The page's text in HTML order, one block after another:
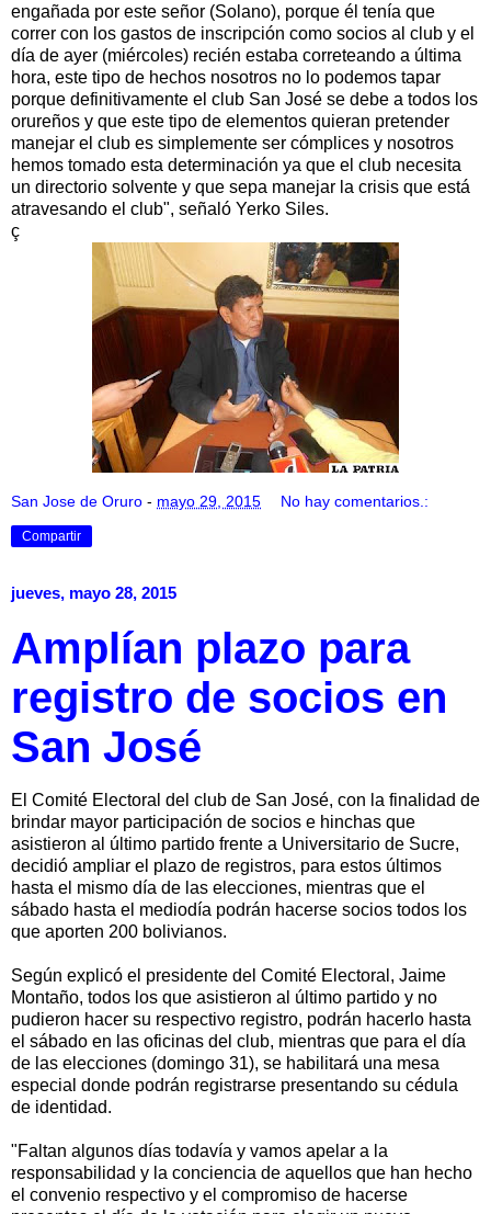
engañada por este señor (Solano), porque él tenía que
correr con los gastos de inscripción como socios al club y el
día de ayer (miércoles) recién estaba correteando a última
hora, este tipo de hechos nosotros no lo podemos tapar
porque definitivamente el club San José se debe a todos los
orureños y que este tipo de elementos quieran pretender
manejar el club es simplemente ser cómplices y nosotros
hemos tomado esta determinación ya que el club necesita
un directorio solvente y que sepa manejar la crisis que está
atravesando el club", señaló Yerko Siles.
ç
San Jose de Oruro - mayo 29, 2015 No hay comentarios.:
Compartir
jueves, mayo 28, 2015
Amplían plazo para
registro de socios en
San José
El Comité Electoral del club de San José, con la finalidad de
brindar mayor participación de socios e hinchas que
asistieron al último partido frente a Universitario de Sucre,
decidió ampliar el plazo de registros, para estos últimos
hasta el mismo día de las elecciones, mientras que el
sábado hasta el mediodía podrán hacerse socios todos los
que aporten 200 bolivianos.
Según explicó el presidente del Comité Electoral, Jaime
Montaño, todos los que asistieron al último partido y no
pudieron hacer su respectivo registro, podrán hacerlo hasta
el sábado en las oficinas del club, mientras que para el día
de las elecciones (domingo 31), se habilitará una mesa
especial donde podrán registrarse presentando su cédula
de identidad.
"Faltan algunos días todavía y vamos apelar a la
responsabilidad y la conciencia de aquellos que han hecho
el convenio respectivo y el compromiso de hacerse